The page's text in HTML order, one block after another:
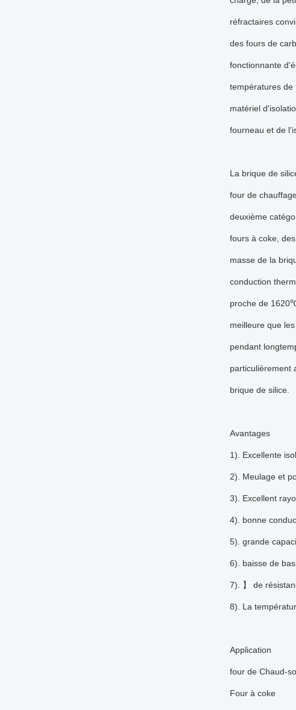
réfractaires
des fours de
fonctionnante
températures de
matériel
fourneau et de
La brique de
four de
deuxième
fours à coke,
masse de la
conduction
proche de
meilleure que
pendant
particulièrement
brique de silice.
Avantages
1). Excellente
2). Meulage et
3). Excellent
4). bonne
5). grande
6). baisse de
7). 】 de
8). La
Application
four de Chaud-
Four à coke